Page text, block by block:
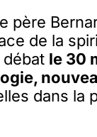
père
de la
débat le 30
dans la